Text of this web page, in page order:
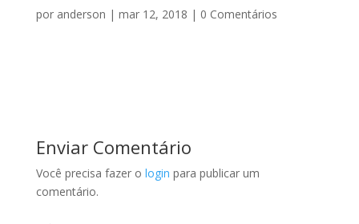
por anderson | mar 12, 2018 | 0 Comentários
Enviar Comentário
Você precisa fazer o login para publicar um
comentário.